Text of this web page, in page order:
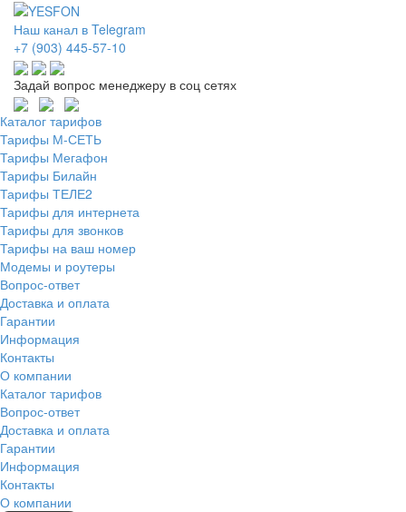
Наш канал в Telegram
+7 (903) 445-57-10
Задай вопрос менеджеру в соц сетях
Каталог тарифов
Тарифы М-СЕТЬ
Тарифы Мегафон
Тарифы Билайн
Тарифы ТЕЛЕ2
Тарифы для интернета
Тарифы для звонков
Тарифы на ваш номер
Модемы и роутеры
Вопрос-ответ
Доставка и оплата
Гарантии
Информация
Контакты
О компании
Каталог тарифов
Вопрос-ответ
Доставка и оплата
Гарантии
Информация
Контакты
О компании